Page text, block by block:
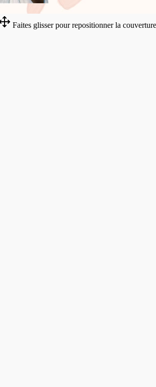
Faites glisser pour repositionner la couverture